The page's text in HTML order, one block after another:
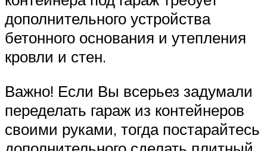
дополнительного устройства
бетонного основания и утепления
кровли и стен.
Важно! Если Вы всерьез задумали
переделать гараж из контейнеров
своими руками, тогда постарайтесь